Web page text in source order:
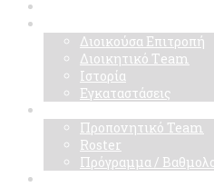
Διοικούσα Επιτροπή
Διοικητικό Τeam
Ιστορία
Εγκαταστάσεις
Προπονητικό Team
Roster
Πρόγραμμα /